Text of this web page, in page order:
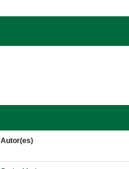
Autor(es)